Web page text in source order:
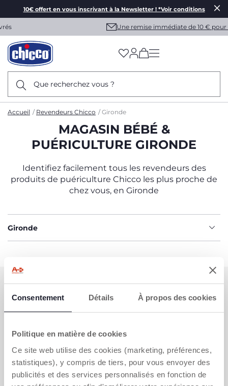
Consentement Détails À propos des cookies
Politique en matière de cookies
Ce site web utilise des cookies (marketing, préférences,
statistiques), y compris de tiers, pour vous envoyer des
publicités et des services personnalisés en fonction de
10€ offert en vous inscrivant à la Newsletter ! *Voir conditions
Une remise immédiate de 10 € pour vous !
Que recherchez vous ?
(has more options
Accueil Revendeurs Chicco Gironde
MAGASIN BÉBÉ &
PUÉRICULTURE GIRONDE
Identifiez facilement tous les revendeurs des
produits de puériculture Chicco les plus proche de
chez vous, en Gironde
Gironde
S'ABONNER À LA NEWSLETTER
Immédiatement pour vous un bon de 10 € à
dépenser en ligne.
OBTENIR LA RÉDUCTION